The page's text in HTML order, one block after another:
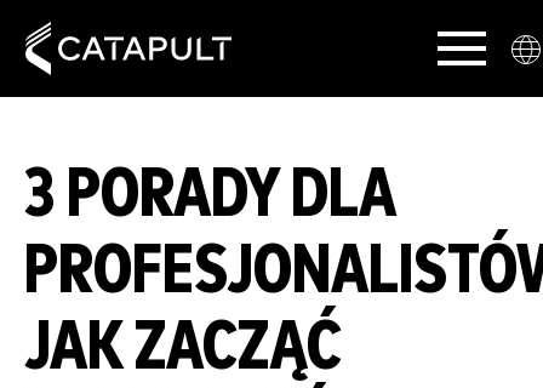
3 PORADY DLA
JAK ZACZĄĆ